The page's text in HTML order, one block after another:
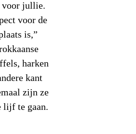
voor jullie.
voor de
is,”
harken
kant
zijn ze
lijf te gaan.